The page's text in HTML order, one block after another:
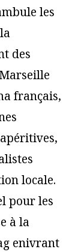
les
des
français,
locale.
pour les
à la
enivrant